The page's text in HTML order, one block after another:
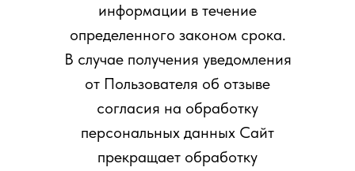
информации в течение
определенного законом срока.
В случае получения уведомления
от Пользователя об отзыве
согласия на обработку
персональных данных Сайт
прекращает обработку